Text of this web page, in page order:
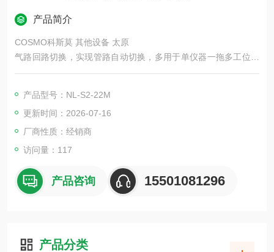
产品简介
COSMO科斯莫 其他设备 太原
气路回路切换，实现管路自动切换，多用于单仪器一拖多工位、
双通道比对式差压检漏； 多工位气密回路专用无泄漏切换阀，配
阀成套气路
产品型号：NL-S2-22M
更新时间：2026-07-16
厂商性质：经销商
访问量：117
产品咨询 15501081296
产品分类